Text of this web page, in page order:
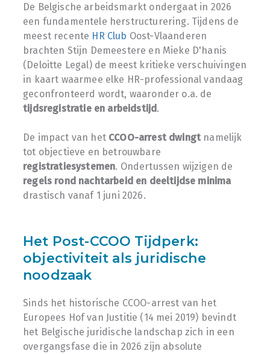
De Belgische arbeidsmarkt ondergaat in 2026
een fundamentele herstructurering. Tijdens de
meest recente HR Club Oost-Vlaanderen
brachten Stijn Demeestere en Mieke D'hanis
(Deloitte Legal) de meest kritieke verschuivingen
in kaart waarmee elke HR-professional vandaag
geconfronteerd wordt, waaronder o.a. de
tijdsregistratie en arbeidstijd .
De impact van hetCCOO-arrest dwingt namelijk
tot objectieve en betrouwbare
registratiesystemen. Ondertussen wijzigen de
regels rond nachtarbeid en deeltijdse minima
drastisch vanaf 1 juni 2026.
Het Post-CCOO Tijdperk:
objectiviteit als juridische
noodzaak
Sinds het historische CCOO-arrest van het
Europees Hof van Justitie (14 mei 2019) bevindt
het Belgische juridische landschap zich in een
overgangsfase die in 2026 zijn absolute